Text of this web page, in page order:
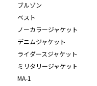
ブルゾン
ベスト
ノーカラージャケット
デニムジャケット
ライダースジャケット
ミリタリージャケット
MA-1